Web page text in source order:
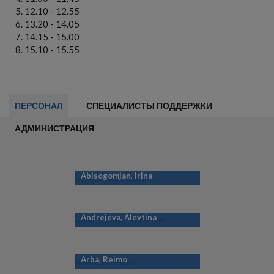
12.10 - 12.55
13.20 - 14.05
14.15 - 15.00
15.10 - 15.55
ПЕРСОНАЛ СПЕЦИАЛИСТЫ ПОДДЕРЖКИ
АДМИНИСТРАЦИЯ
Abisogomjan, Irina
Andrejeva, Alevtina
Arba, Reimo